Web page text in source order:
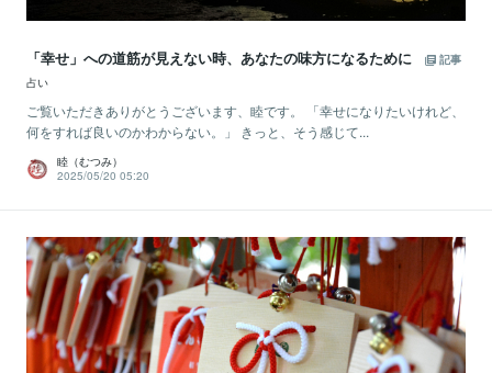
「幸せ」への道筋が見えない時、あなたの味方になるために
記事
占い
ご覧いただきありがとうございます、睦です。 「幸せになりたいけれど、
何をすれば良いのかわからない。」 きっと、そう感じて...
睦（むつみ）
2025/05/20 05:20